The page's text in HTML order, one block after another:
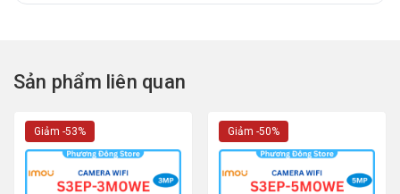
Sản phẩm liên quan
Giảm -53% Giảm -50%